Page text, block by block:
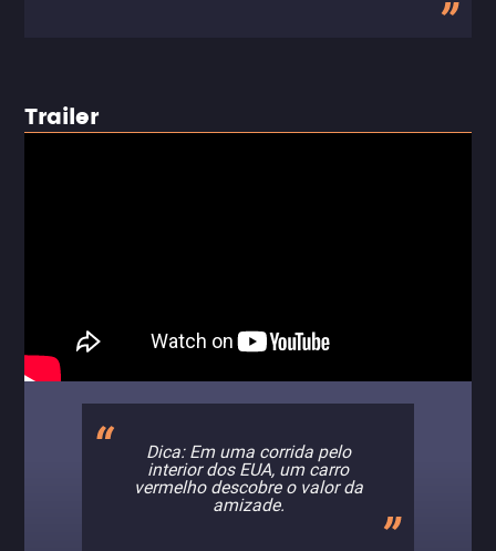
Trailer
Dica: Em uma corrida pelo
interior dos EUA, um carro
vermelho descobre o valor da
amizade.